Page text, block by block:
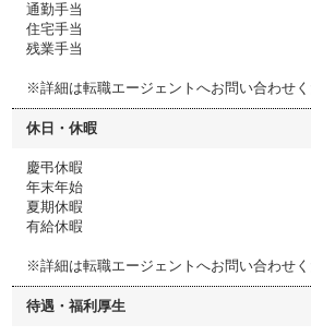
通勤手当
住宅手当
残業手当
※詳細は転職エージェントへお問い合わせく
休日・休暇
慶弔休暇
年末年始
夏期休暇
有給休暇
※詳細は転職エージェントへお問い合わせく
待遇・福利厚生